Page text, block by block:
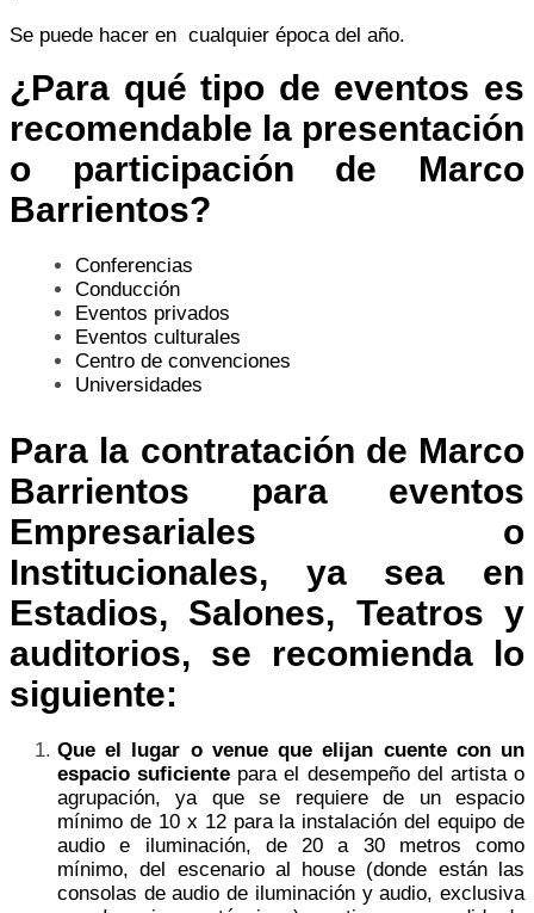
Se puede hacer en cualquier época del año.
¿Para qué tipo de eventos es
recomendable la presentación
o participación de Marco
Barrientos?
Conferencias
Conducción
Eventos privados
Eventos culturales
Centro de convenciones
Universidades
Para la contratación de Marco
Barrientos para eventos
Empresariales o
Institucionales, ya sea en
Estadios, Salones, Teatros y
auditorios, se recomienda lo
siguiente:
Que el lugar o venue que elijan cuente con un
espacio suficiente para el desempeño del artista o
agrupación, ya que se requiere de un espacio
mínimo de 10 x 12 para la instalación del equipo de
audio e iluminación, de 20 a 30 metros como
mínimo, del escenario al house (donde están las
consolas de audio de iluminación y audio, exclusiva